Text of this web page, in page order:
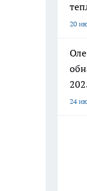
20
24